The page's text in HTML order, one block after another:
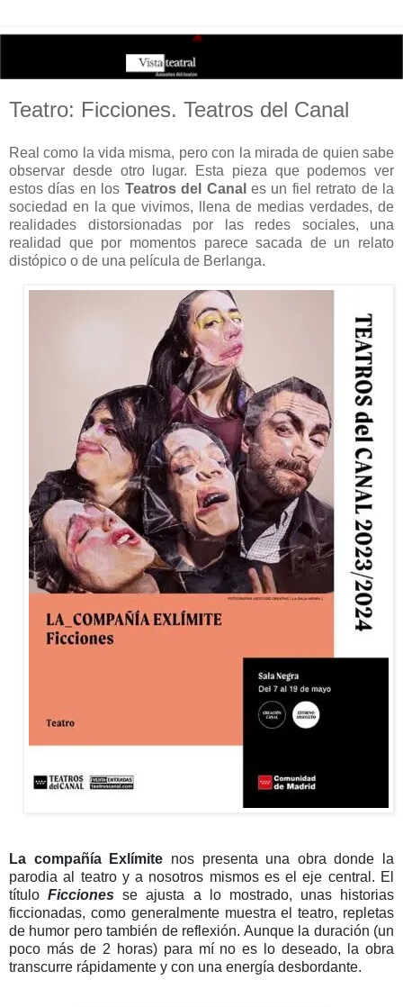
Teatro: Ficciones. Teatros del Canal
Real como la vida misma, pero con la mirada de quien sabe
observar desde otro lugar. Esta pieza que podemos ver
estos días en los Teatros del Canal es un fiel retrato de la
sociedad en la que vivimos, llena de medias verdades, de
realidades distorsionadas por las redes sociales, una
realidad que por momentos parece sacada de un relato
distópico o de una película de Berlanga.
La compañía Exlímite nos presenta una obra donde la
parodia al teatro y a nosotros mismos es el eje central. El
títuloFiccionesse ajusta a lo mostrado, unas historias
ficcionadas, como generalmente muestra el teatro, repletas
de humor pero también de reflexión. Aunque la duración (un
poco más de 2 horas) para mí no es lo deseado, la obra
transcurre rápidamente y con una energía desbordante.